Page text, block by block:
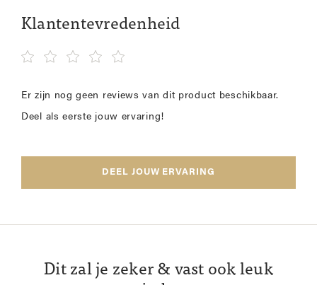
Klantentevredenheid
Er zijn nog geen reviews van dit product beschikbaar.
Deel als eerste jouw ervaring!
DEEL JOUW ERVARING
Dit zal je zeker & vast ook leuk